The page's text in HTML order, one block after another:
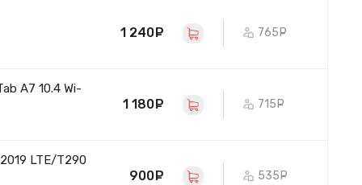
1 240 руб. 765
A7 10.4 Wi-
1 180 руб. 715
LTE/T290
900 руб. 535